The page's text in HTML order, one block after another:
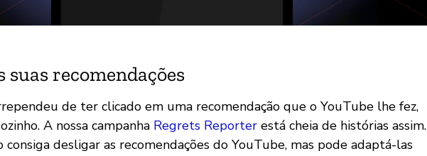
suas recomendações
de ter clicado em uma recomendação que o YouTube lhe fez,
A nossa campanha Regrets Reporter está cheia de histórias assim.
consiga desligar as recomendações do YouTube, mas pode adaptá-las